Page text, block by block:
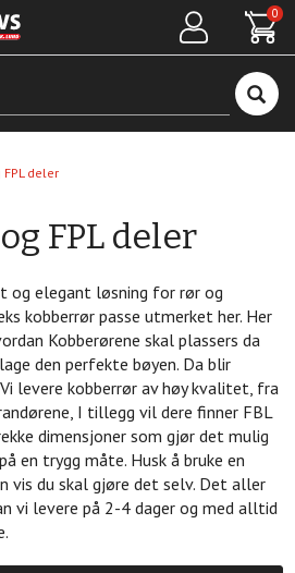
0
Søk
FPL deler
FPL deler
og elegant løsning for rør og
kobberrør passe utmerket her. Her
Kobberørene skal plassers da
den perfekte bøyen. Da blir
levere kobberrør av høy kvalitet, fra
I tillegg vil dere finner FBL
dimensjoner som gjør det mulig
en trygg måte. Husk å bruke en
vis du skal gjøre det selv. Det aller
vi levere på 2-4 dager og med alltid